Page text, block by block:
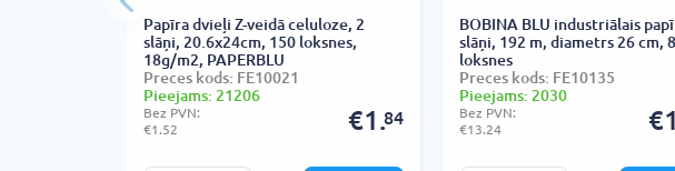
Papīra dvieļi Z-veidā celuloze, 2
slāņi, 20.6x24cm, 150 loksnes,
18g/m2, PAPERBLU
Preces kods: FE10021
Pieejams: 21206
Bez PVN:
€1.52
€1.84
BOBINA BLU industriālais
slāņi, 192 m, diametrs 26 cm,
loksnes
Preces kods: FE10135
Pieejams: 2030
Bez PVN:
€13.24